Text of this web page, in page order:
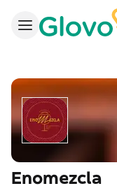
Enomezcla